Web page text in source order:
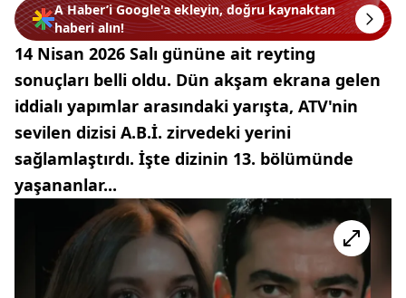
A Haber’i Google'a ekleyin, doğru kaynaktan
haberi alın!
14 Nisan 2026 Salı gününe ait reyting
sonuçları belli oldu. Dün akşam ekrana gelen
iddialı yapımlar arasındaki yarışta, ATV'nin
sevilen dizisi A.B.İ. zirvedeki yerini
sağlamlaştırdı. İşte dizinin 13. bölümünde
yaşananlar...